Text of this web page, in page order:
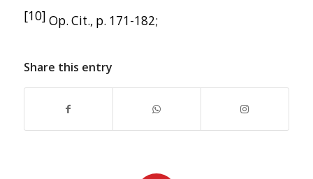
[10] Op. Cit., p. 171-182;
Share this entry